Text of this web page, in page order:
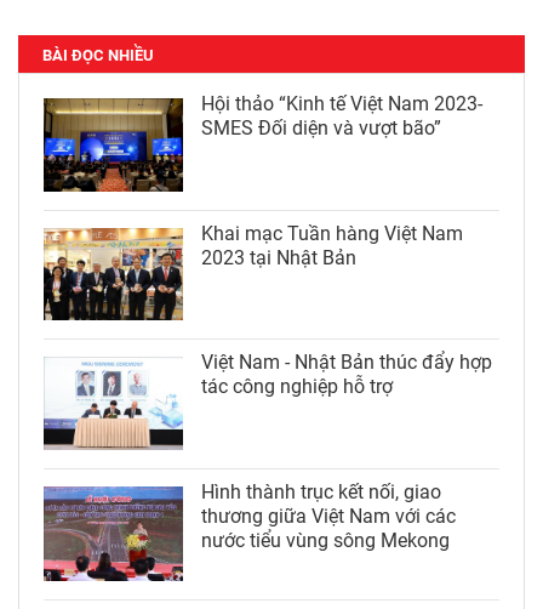
BÀI ĐỌC NHIỀU
Hội thảo “Kinh tế Việt Nam 2023-
SMES Đối diện và vượt bão”
Khai mạc Tuần hàng Việt Nam
2023 tại Nhật Bản
Việt Nam - Nhật Bản thúc đẩy hợp
tác công nghiệp hỗ trợ
Hình thành trục kết nối, giao
thương giữa Việt Nam với các
nước tiểu vùng sông Mekong